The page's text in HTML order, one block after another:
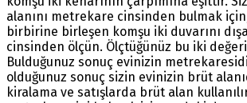
alanını metrekare cinsinden bulmak
birbirine birleşen komşu iki duvarını
cinsinden ölçün. Ölçtüğünüz bu iki
Bulduğunuz sonuç evinizin
olduğunuz sonuç sizin evinizin brüt
kiralama ve satışlarda brüt alan